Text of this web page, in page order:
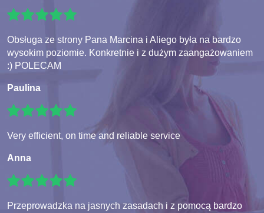
Obsługa ze strony Pana Marcina i Aliego była na bardzo
wysokim poziomie. Konkretnie i z dużym zaangażowaniem
:) POLECAM
Paulina
Very efficient, on time and reliable service
Anna
Przeprowadzka na jasnych zasadach i z pomocą bardzo